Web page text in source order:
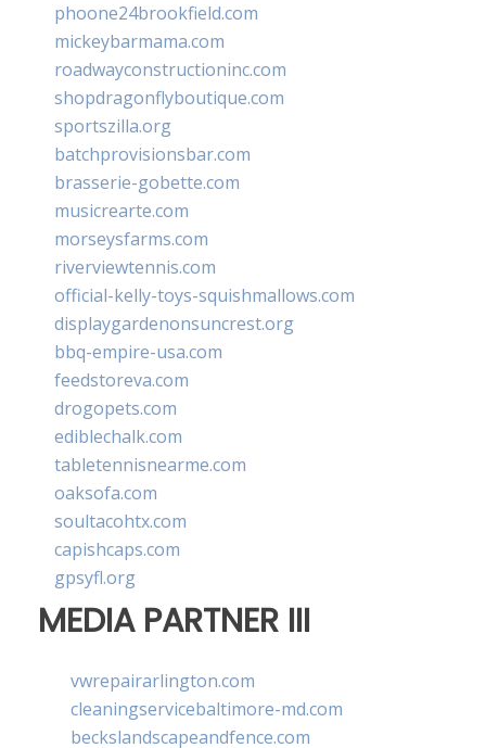
phoone24brookfield.com
mickeybarmama.com
roadwayconstructioninc.com
shopdragonflyboutique.com
sportszilla.org
batchprovisionsbar.com
brasserie-gobette.com
musicrearte.com
morseysfarms.com
riverviewtennis.com
official-kelly-toys-squishmallows.com
displaygardenonsuncrest.org
bbq-empire-usa.com
feedstoreva.com
drogopets.com
ediblechalk.com
tabletennisnearme.com
oaksofa.com
soultacohtx.com
capishcaps.com
gpsyfl.org
MEDIA PARTNER III
vwrepairarlington.com
cleaningservicebaltimore-md.com
beckslandscapeandfence.com